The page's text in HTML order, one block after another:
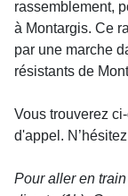
rassemblement,
à Montargis. Ce
par une marche
résistants de
Vous trouverez
d'appel.
Pour aller en